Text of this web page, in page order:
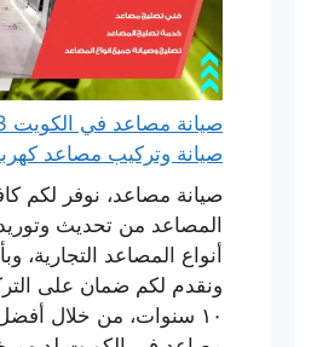
صيانة وتركيب مصاعد
صيانة مصاعد، نوفر لكم
المصاعد من تحديث
أنواع المصاعد التجارية،
ونقدم لكم ضمان على
١٠ سنوات، من خلال